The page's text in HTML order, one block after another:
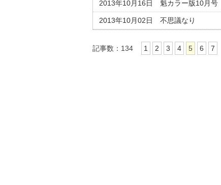
2013年10月16日 魁カラー版10月号
2013年10月02日 不思議なり
記事数：134 1 2 3 4 5 6 7